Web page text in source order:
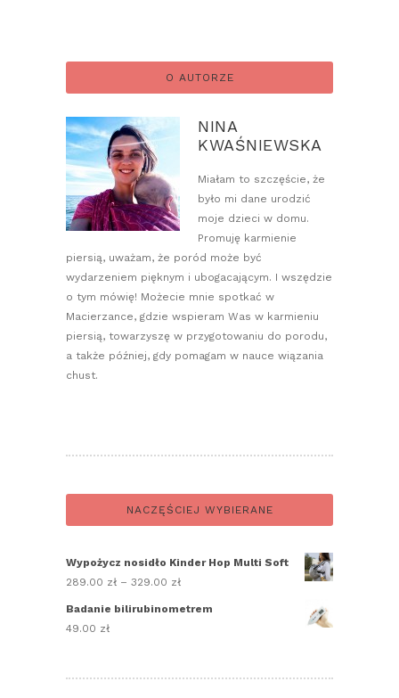
O AUTORZE
NINA
KWAŚNIEWSKA
Miałam to szczęście, że
było mi dane urodzić
moje dzieci w domu.
Promuję karmienie
piersią, uważam, że poród może być
wydarzeniem pięknym i ubogacającym. I wszędzie
o tym mówię! Możecie mnie spotkać w
Macierzance, gdzie wspieram Was w karmieniu
piersią, towarzyszę w przygotowaniu do porodu,
a także później, gdy pomagam w nauce wiązania
chust.
NACZĘŚCIEJ WYBIERANE
Wypożycz nosidło Kinder Hop Multi Soft
289.00 zł – 329.00 zł
329.00 zł
Badanie bilirubinometrem
49.00 zł